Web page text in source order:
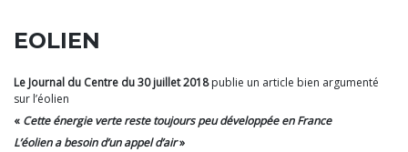
EOLIEN
Le Journal du Centre du 30 juillet 2018publie un article bien argumenté
sur l’éolien
« Cette énergie verte reste toujours peu développée en France
L’éolien a besoin d’un appel d’air»